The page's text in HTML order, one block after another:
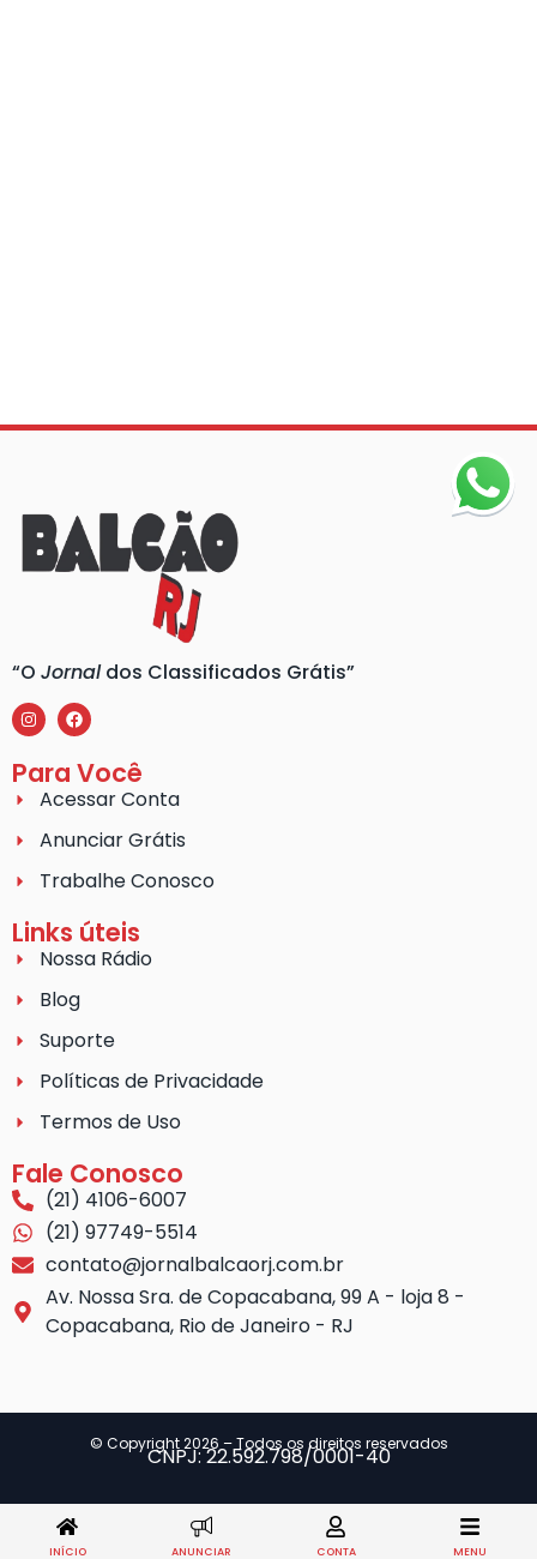
“O Jornaldos Classificados Grátis”
Para Você
Acessar Conta
Anunciar Grátis
Trabalhe Conosco
Links úteis
Nossa Rádio
Blog
Suporte
Políticas de Privacidade
Termos de Uso
Fale Conosco
(21) 4106-6007
(21) 97749-5514
contato@jornalbalcaorj.com.br
Av. Nossa Sra. de Copacabana, 99 A - loja 8 -
Copacabana, Rio de Janeiro - RJ
© Copyright 2026 – Todos os direitos reservados
CNPJ: 22.592.798/0001-40
INÍCIO ANUNCIAR CONTA MENU